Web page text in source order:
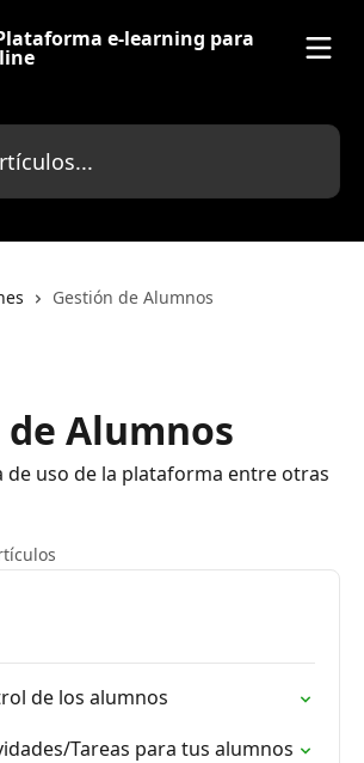
Gestión de Alumnos
Alumnos
de uso de la plataforma entre otras
de los alumnos
Tareas para tus alumnos